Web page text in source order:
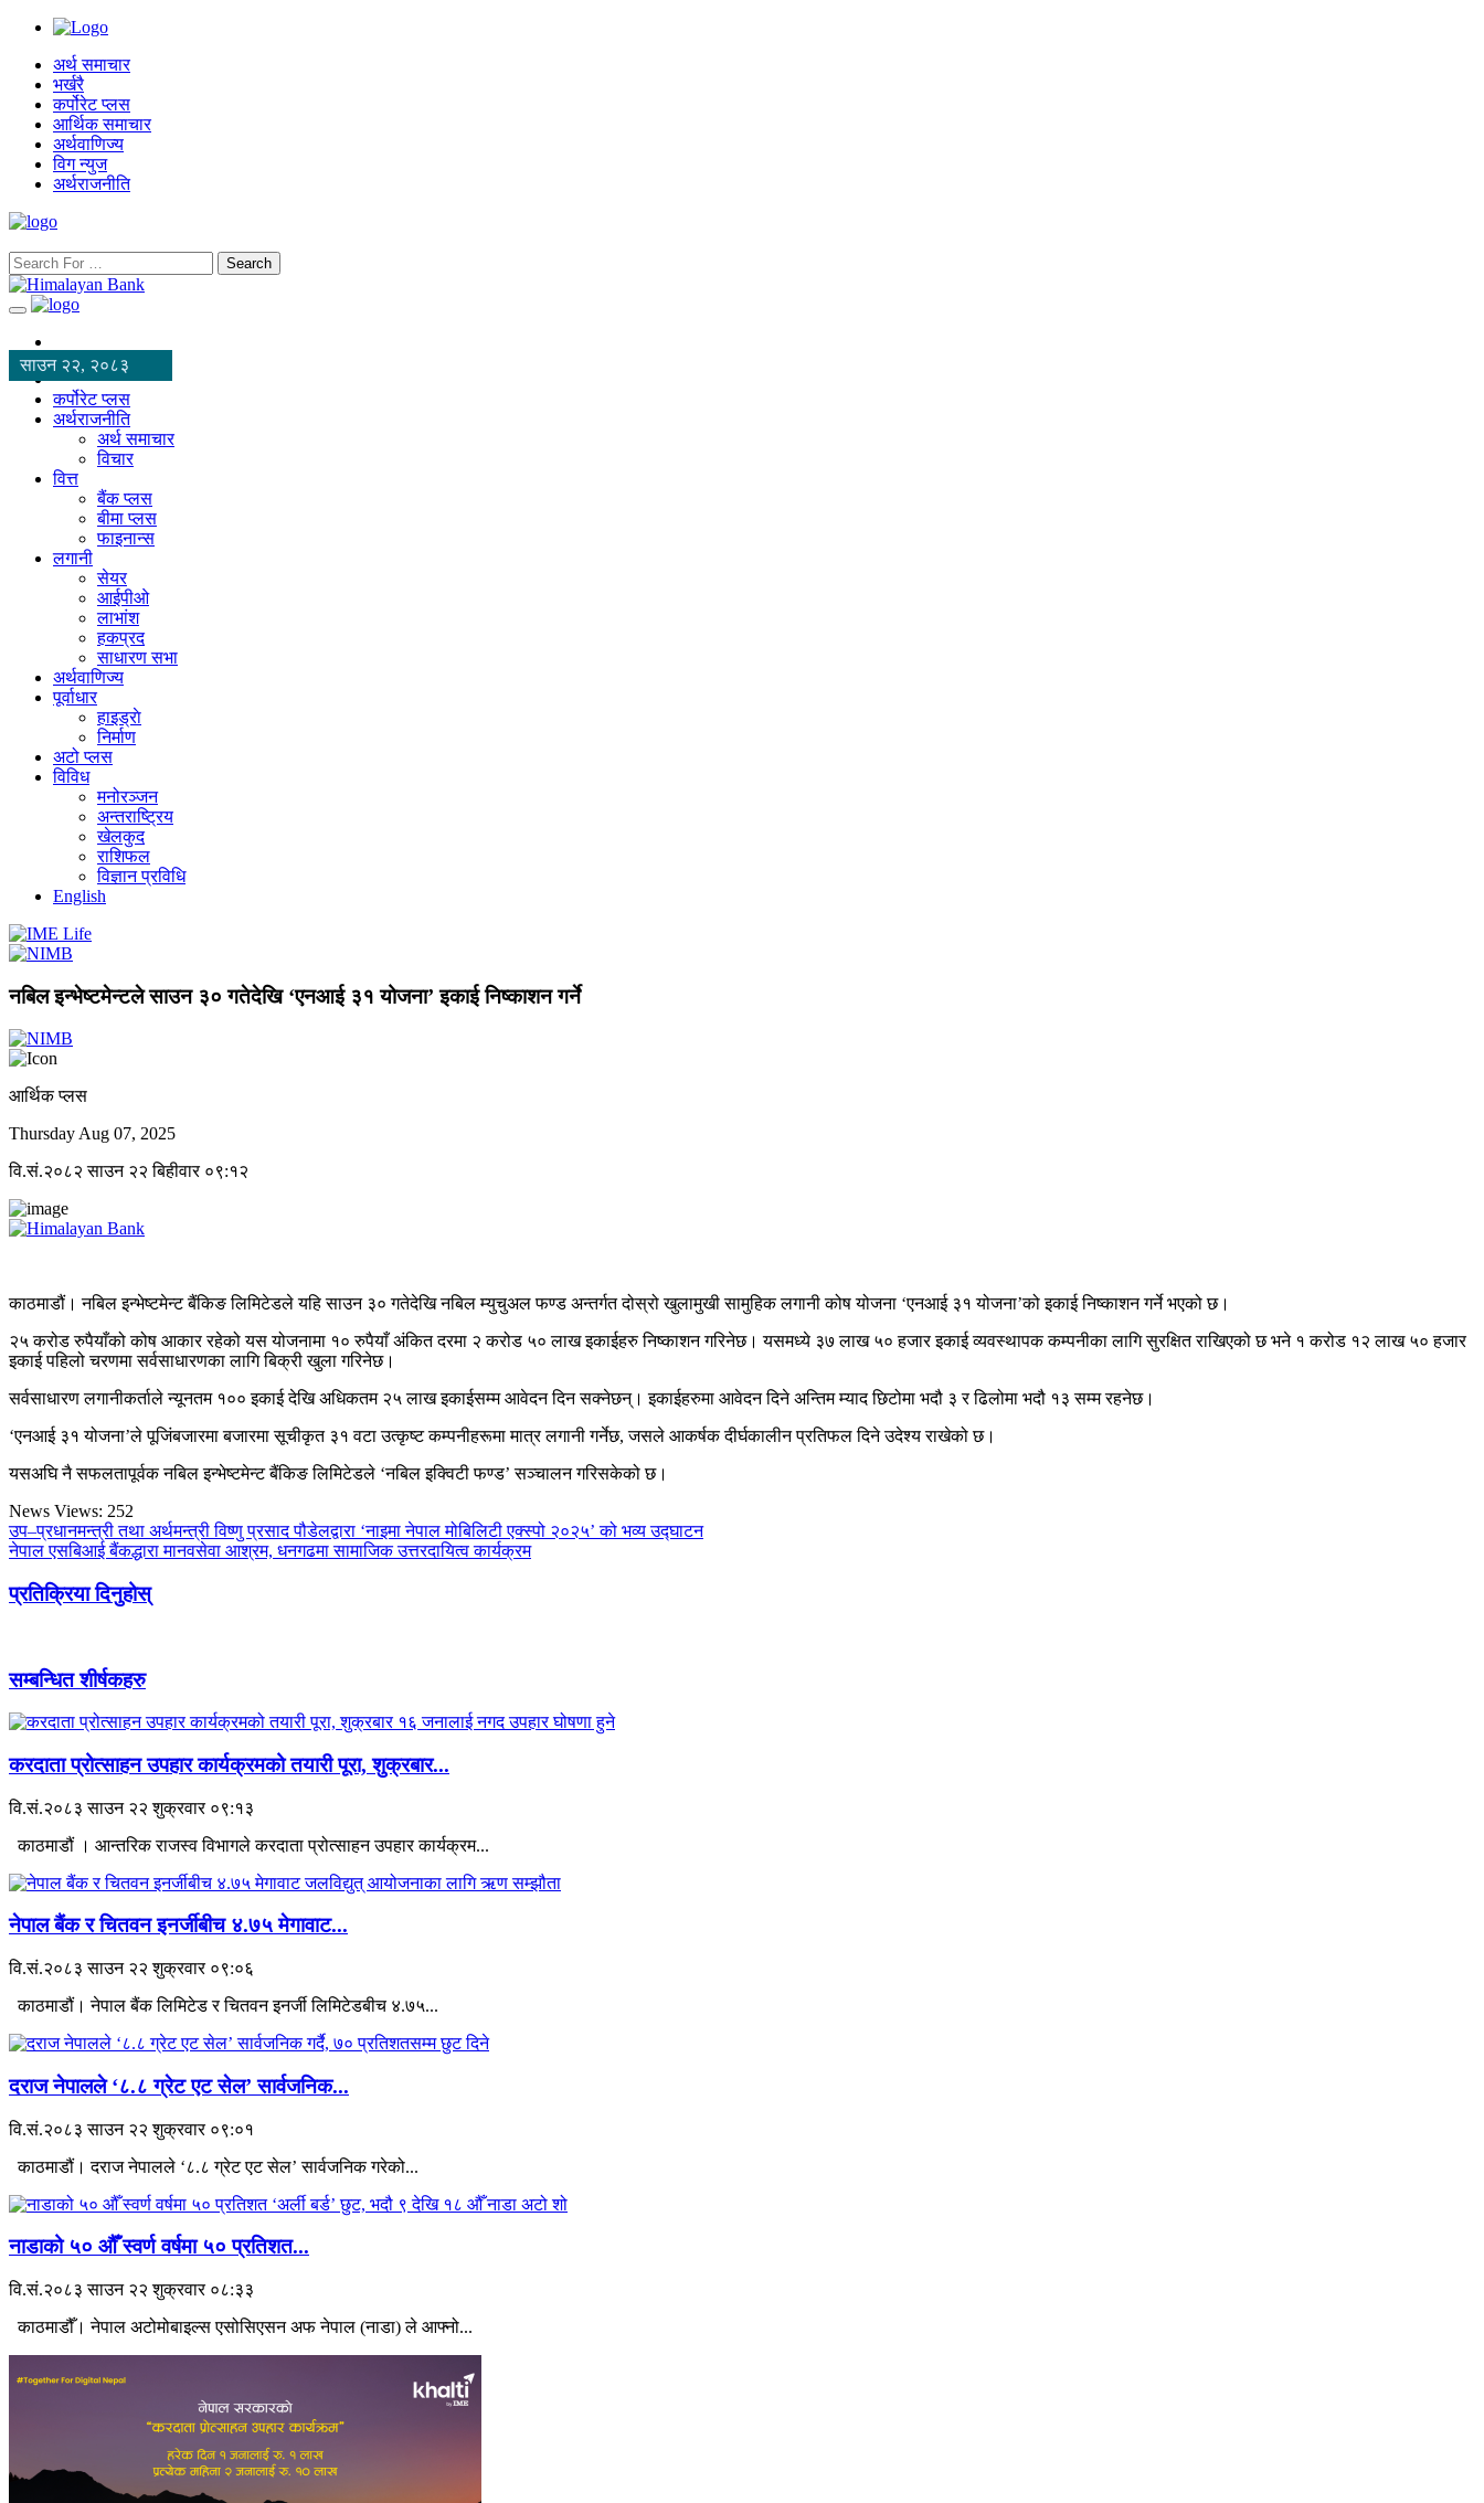
अर्थ समाचार
भर्खरै
कर्पोरेट प्लस
आर्थिक समाचार
अर्थवाणिज्य
विग न्युज
अर्थराजनीति
Search
साउन २२, २०८३
कर्पोरेट प्लस
अर्थराजनीति
अर्थ समाचार
विचार
वित्त
बैंक प्लस
बीमा प्लस
फाइनान्स
लगानी
सेयर
आईपीओ
लाभांश
हकप्रद
साधारण सभा
अर्थवाणिज्य
पूर्वाधार
हाइड्राे
निर्माण
अटो प्लस
विविध
मनोरञ्जन
अन्तराष्ट्रिय
खेलकुद
राशिफल
विज्ञान प्रविधि
English
नबिल इन्भेष्टमेन्टले साउन ३० गतेदेखि ‘एनआई ३१ योजना’ इकाई निष्काशन गर्ने
आर्थिक प्लस
Thursday Aug 07, 2025
वि.सं.२०८२ साउन २२ बिहीवार ०९:१२
काठमाडौं। नबिल इन्भेष्टमेन्ट बैंकिङ लिमिटेडले यहि साउन ३० गतेदेखि नबिल म्युचुअल फण्ड अन्तर्गत दोस्रो खुलामुखी सामुहिक लगानी कोष योजना ‘एनआई ३१ योजना’को इकाई निष्काशन गर्ने भएको छ।
२५ करोड रुपैयाँको कोष आकार रहेको यस योजनामा १० रुपैयाँ अंकित दरमा २ करोड ५० लाख इकाईहरु निष्काशन गरिनेछ। यसमध्ये ३७ लाख ५० हजार इकाई व्यवस्थापक कम्पनीका लागि सुरक्षित राखिएको छ भने १ करोड १२ लाख ५० हजार
इकाई पहिलो चरणमा सर्वसाधारणका लागि बिक्री खुला गरिनेछ।
सर्वसाधारण लगानीकर्ताले न्यूनतम १०० इकाई देखि अधिकतम २५ लाख इकाईसम्म आवेदन दिन सक्नेछन्। इकाईहरुमा आवेदन दिने अन्तिम म्याद छिटोमा भदौ ३ र ढिलोमा भदौ १३ सम्म रहनेछ।
‘एनआई ३१ योजना’ले पूजिंबजारमा बजारमा सूचीकृत ३१ वटा उत्कृष्ट कम्पनीहरूमा मात्र लगानी गर्नेछ, जसले आकर्षक दीर्घकालीन प्रतिफल दिने उदेश्य राखेको छ।
यसअघि नै सफलतापूर्वक नबिल इन्भेष्टमेन्ट बैंकिङ लिमिटेडले ‘नबिल इक्विटी फण्ड’ सञ्चालन गरिसकेको छ।
News Views: 252
उप–प्रधानमन्त्री तथा अर्थमन्त्री विष्णु प्रसाद पौडेलद्वारा ‘नाइमा नेपाल मोबिलिटी एक्स्पो २०२५’ को भव्य उद्घाटन
नेपाल एसबिआई बैंकद्धारा मानवसेवा आश्रम, धनगढमा सामाजिक उत्तरदायित्व कार्यक्रम
प्रतिक्रिया दिनुहोस्
सम्बन्धित शीर्षकहरु
करदाता प्रोत्साहन उपहार कार्यक्रमको तयारी पूरा, शुक्रबार...
वि.सं.२०८३ साउन २२ शुक्रवार ०९:१३
काठमाडौं । आन्तरिक राजस्व विभागले करदाता प्रोत्साहन उपहार कार्यक्रम...
नेपाल बैंक र चितवन इनर्जीबीच ४.७५ मेगावाट...
वि.सं.२०८३ साउन २२ शुक्रवार ०९:०६
काठमाडौं। नेपाल बैंक लिमिटेड र चितवन इनर्जी लिमिटेडबीच ४.७५...
दराज नेपालले ‘८.८ ग्रेट एट सेल’ सार्वजनिक...
वि.सं.२०८३ साउन २२ शुक्रवार ०९:०१
काठमाडौं। दराज नेपालले ‘८.८ ग्रेट एट सेल’ सार्वजनिक गरेको...
नाडाको ५० औँ स्वर्ण वर्षमा ५० प्रतिशत...
वि.सं.२०८३ साउन २२ शुक्रवार ०८:३३
काठमाडौँ। नेपाल अटोमोबाइल्स एसोसिएसन अफ नेपाल (नाडा) ले आफ्नो...